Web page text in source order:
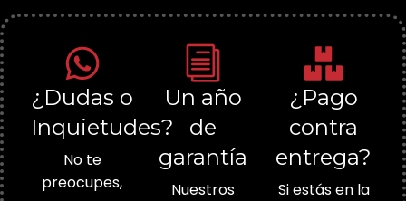
¿Dudas o
Inquietudes?
No te
preocupes,
Un año
de
garantía
Nuestros
¿Pago
contra
entrega?
Si estás en la